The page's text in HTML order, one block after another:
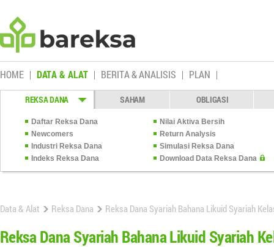
HOME DATA & ALAT BERITA & ANALISIS PLAN
REKSA DANA SAHAM OBLIGASI
Daftar Reksa Dana
Nilai Aktiva Bersih
Newcomers
Return Analysis
Industri Reksa Dana
Simulasi Reksa Dana
Indeks Reksa Dana
Download Data Reksa Dana
Data & Alat Reksa Dana Reksa Dana Syariah Bahana Likuid Syariah
Reksa Dana Syariah Bahana Likuid Syariah